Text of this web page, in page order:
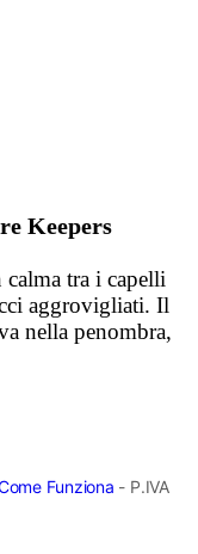
Keepers
calma tra i capelli
aggrovigliati. Il
nella penombra,
Funziona - P.IVA